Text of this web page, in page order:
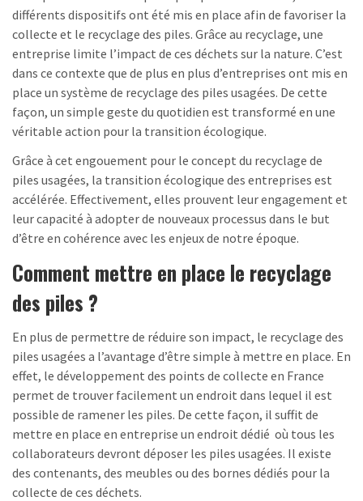
différents dispositifs ont été mis en place afin de favoriser la
collecte et le recyclage des piles. Grâce au recyclage, une
entreprise limite l’impact de ces déchets sur la nature. C’est
dans ce contexte que de plus en plus d’entreprises ont mis en
place un système de recyclage des piles usagées. De cette
façon, un simple geste du quotidien est transformé en une
véritable action pour la transition écologique.
Grâce à cet engouement pour le concept du recyclage de
piles usagées, la transition écologique des entreprises est
accélérée. Effectivement, elles prouvent leur engagement et
leur capacité à adopter de nouveaux processus dans le but
d’être en cohérence avec les enjeux de notre époque.
Comment mettre en place le recyclage
des piles ?
En plus de permettre de réduire son impact, le recyclage des
piles usagées a l’avantage d’être simple à mettre en place. En
effet, le développement des points de collecte en France
permet de trouver facilement un endroit dans lequel il est
possible de ramener les piles. De cette façon, il suffit de
mettre en place en entreprise un endroit dédié où tous les
collaborateurs devront déposer les piles usagées. Il existe
des contenants, des meubles ou des bornes dédiés pour la
collecte de ces déchets.